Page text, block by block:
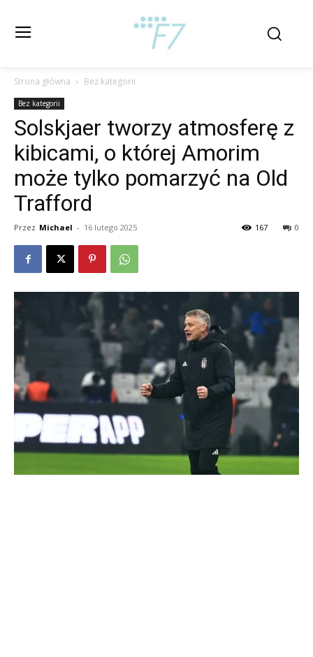
Strona główna Bez kategorii
Bez kategorii
Solskjaer tworzy atmosferę z
kibicami, o której Amorim
może tylko pomarzyć na Old
Trafford
Przez Michael - 16 lutego 2025 0
167